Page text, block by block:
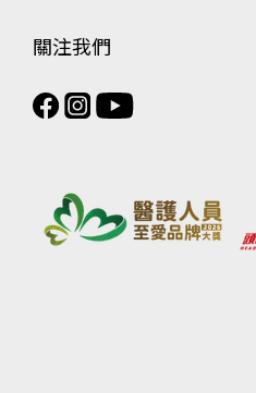
關注我們